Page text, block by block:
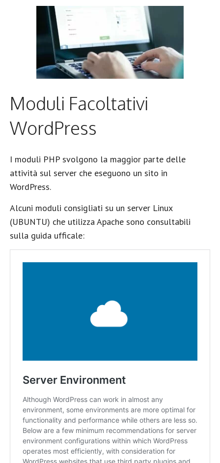
Moduli Facoltativi
WordPress
I moduli PHP svolgono la maggior parte delle
attività sul server che eseguono un sito in
WordPress.
Alcuni moduli consigliati su un server Linux
(UBUNTU) che utilizza Apache sono consultabili
sulla guida ufficale: